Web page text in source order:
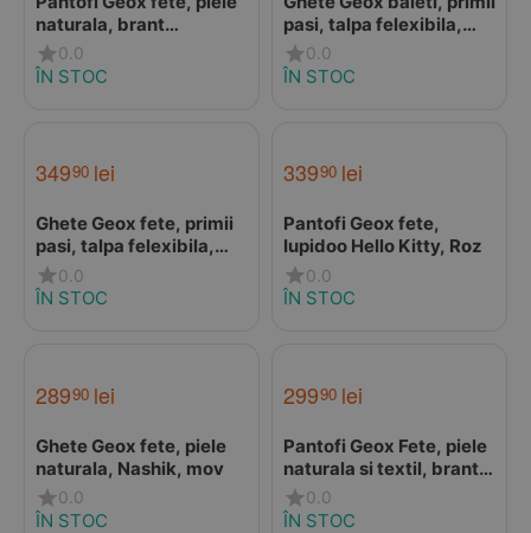
naturala, brant
antibacterian, Geox
Respira, Iupidoo, roz
0.0
ÎN STOC
pasi, talpa felexibila,
Macchia, bleumarin
0.0
ÎN STOC
34990 lei
Ghete Geox fete, primii
pasi, talpa felexibila,
Macchia, roz
0.0
ÎN STOC
33990 lei
Pantofi Geox fete,
Iupidoo Hello Kitty, Roz
0.0
ÎN STOC
28990 lei
Ghete Geox fete, piele
naturala, Nashik, mov
0.0
ÎN STOC
29990 lei
Pantofi Geox Fete, piele
naturala si textil, brant
antibacterian, Geox
Respira, Iupidoo, Bej cu
0.0
ÎN STOC